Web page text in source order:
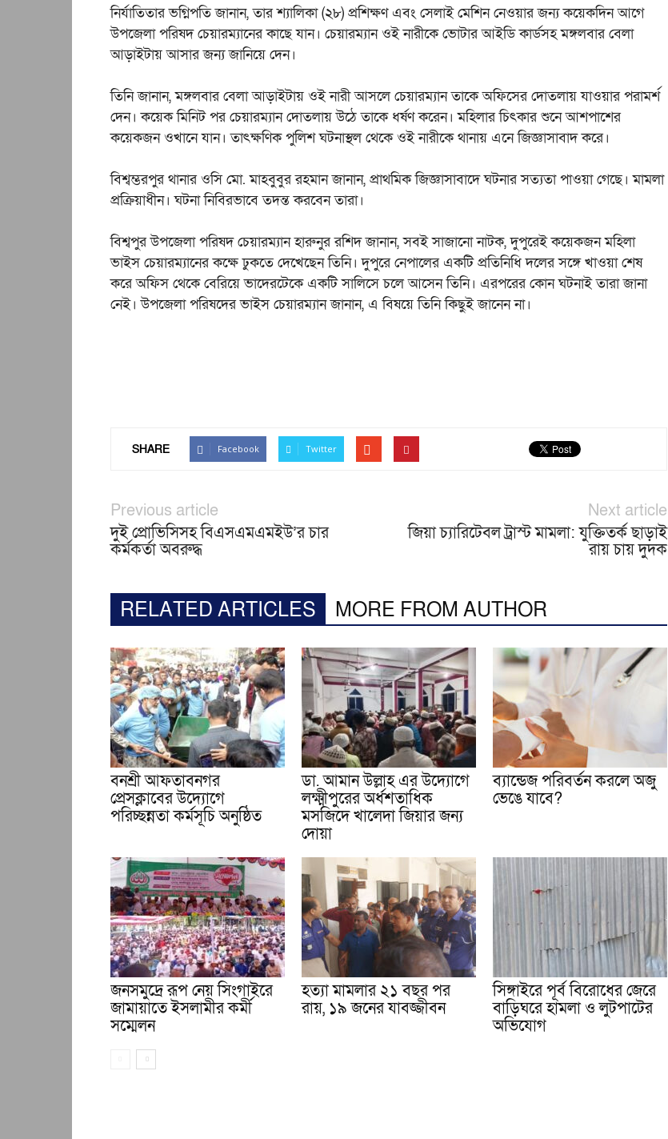
নির্যাতিতার ভগ্নিপতি জানান, তার শ্যালিকা (২৮) প্রশিক্ষণ এবং সেলাই মেশিন নেওয়ার জন্য কয়েকদিন আগে
উপজেলা পরিষদ চেয়ারম্যানের কাছে যান। চেয়ারম্যান ওই নারীকে ভোটার আইডি কার্ডসহ মঙ্গলবার বেলা
আড়াইটায় আসার জন্য জানিয়ে দেন।
তিনি জানান, মঙ্গলবার বেলা আড়াইটায় ওই নারী আসলে চেয়ারম্যান তাকে অফিসের দোতলায় যাওয়ার পরামর্শ
দেন। কয়েক মিনিট পর চেয়ারম্যান দোতলায় উঠে তাকে ধর্ষণ করেন। মহিলার চিৎকার শুনে আশপাশের
কয়েকজন ওখানে যান। তাৎক্ষণিক পুলিশ ঘটনাস্থল থেকে ওই নারীকে থানায় এনে জিজ্ঞাসাবাদ করে।
বিশ্বম্ভরপুর থানার ওসি মো. মাহবুবুর রহমান জানান, প্রাথমিক জিজ্ঞাসাবাদে ঘটনার সত্যতা পাওয়া গেছে। মামলা
প্রক্রিয়াধীন। ঘটনা নিবিরভাবে তদন্ত করবেন তারা।
বিশ্বপুর উপজেলা পরিষদ চেয়ারম্যান হারুনুর রশিদ জানান, সবই সাজানো নাটক, দুপুরেই কয়েকজন মহিলা
ভাইস চেয়ারম্যানের কক্ষে ঢুকতে দেখেছেন তিনি। দুপুরে নেপালের একটি প্রতিনিধি দলের সঙ্গে খাওয়া শেষ
করে অফিস থেকে বেরিয়ে ভাদেরটেকে একটি সালিসে চলে আসেন তিনি। এরপরের কোন ঘটনাই তারা জানা
নেই। উপজেলা পরিষদের ভাইস চেয়ারম্যান জানান, এ বিষয়ে তিনি কিছুই জানেন না।
SHARE Facebook Twitter
Previous article
দুই প্রোভিসিসহ বিএসএমএমইউ’র চার
কর্মকর্তা অবরুদ্ধ
Next article
জিয়া চ্যারিটেবল ট্রাস্ট মামলা: যুক্তিতর্ক ছাড়াই
রায় চায় দুদক
RELATED ARTICLES MORE FROM AUTHOR
বনশ্রী আফতাবনগর
প্রেসক্লাবের উদ্যোগে
পরিচ্ছন্নতা কর্মসূচি অনুষ্ঠিত
ডা. আমান উল্লাহ এর উদ্যোগে
লক্ষ্মীপুরের অর্ধশতাধিক
মসজিদে খালেদা জিয়ার জন্য
দোয়া
ব্যান্ডেজ পরিবর্তন করলে অজু
ভেঙে যাবে?
জনসমুদ্রে রূপ নেয় সিংগাইরে
জামায়াতে ইসলামীর কর্মী
সম্মেলন
হত্যা মামলার ২১ বছর পর
রায়, ১৯ জনের যাবজ্জীবন
সিঙ্গাইরে পূর্ব বিরোধের জেরে
বাড়িঘরে হামলা ও লুটপাটের
অভিযোগ